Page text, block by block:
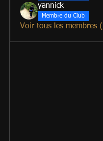
yannick
Membre du Club
Voir tous les membres